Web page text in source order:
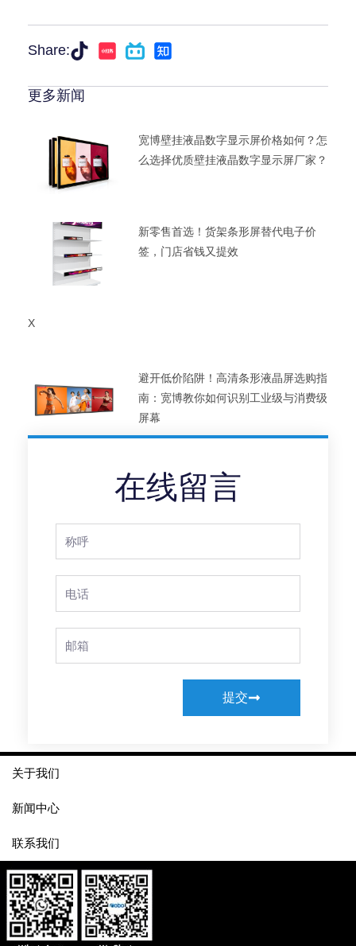
Share:
更多新闻
宽博壁挂液晶数字显示屏价格如何？怎
么选择优质壁挂液晶数字显示屏厂家？
新零售首选！货架条形屏替代电子价
签，门店省钱又提效
X
避开低价陷阱！高清条形液晶屏选购指
南：宽博教你如何识别工业级与消费级
屏幕
在线留言
Name
Phone
Email
提交
关于我们
新闻中心
联系我们